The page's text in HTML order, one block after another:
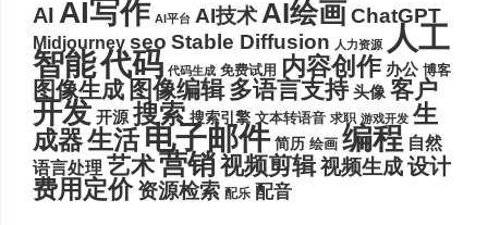
AI AI写作 AI平台 AI技术AI绘画ChatGPT
Midjourney seo Stable Diffusion 人力资源 人工
智能代码 代码生成 免费试用 内容创作 办公 博客
图像生成 图像编辑 多语言支持 头像 客户
开发 开源 搜索 搜索引擎 文本转语音 求职 游戏开发 生
成器生活电子邮件 简历 绘画 编程 自然
语言处理 艺术营销视频剪辑视频生成设计
费用定价 资源检索 配乐 配音